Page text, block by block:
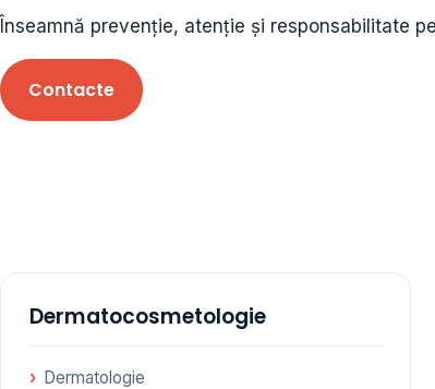
•
• endocrinolog
Înseamnă prevenție, atenție și responsabilitate
Contacte
Dermatocosmetologie
Dermatologie